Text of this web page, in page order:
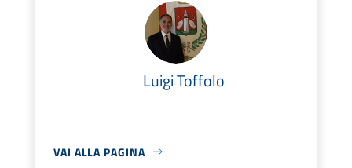
Luigi Toffolo
VAI ALLA PAGINA